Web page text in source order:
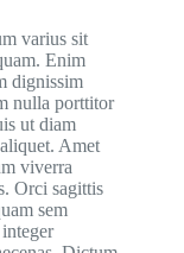
varius sit
Enim
dignissim
nulla porttitor
ut diam
Amet
viverra
Orci sagittis
sem